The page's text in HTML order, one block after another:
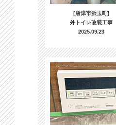
[唐津市浜玉町]
外トイレ改装工事
2025.09.23